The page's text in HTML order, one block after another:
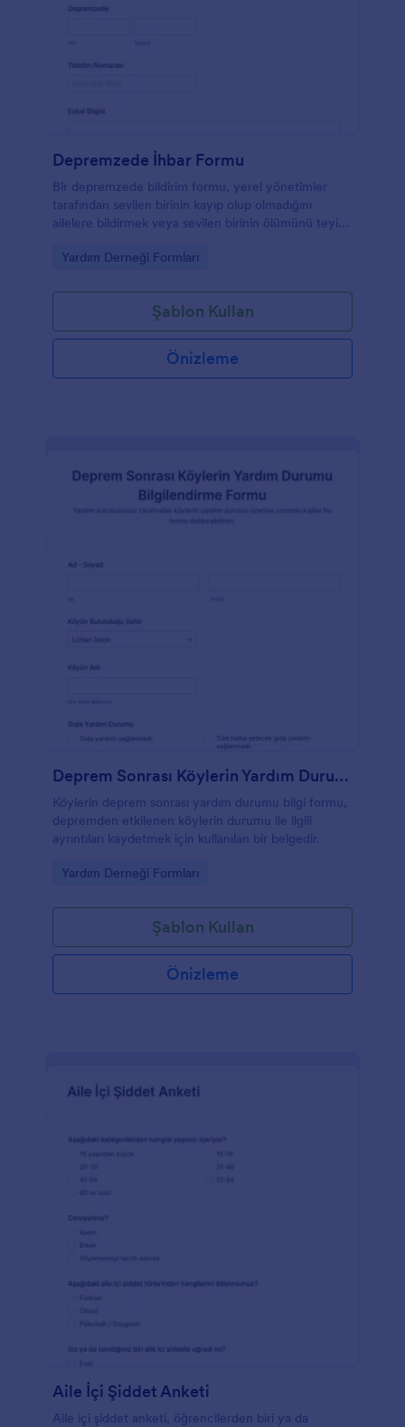
Depremzede İhbar Formu
Bir depremzede bildirim formu, yerel yönetimler
tarafından sevilen birinin kayıp olup olmadığını
ailelere bildirmek veya sevilen birinin ölümünü teyit
Go to Category:
Yardım Derneği Formları
Şablon Kullan
Önizleme
Deprem Sonrası Köylerin Yardım Durumu Bilgilendirme Formu
Köylerin deprem sonrası yardım durumu bilgi formu,
depremden etkilenen köylerin durumu ile ilgili
ayrıntıları kaydetmek için kullanılan bir belgedir.
Go to Category:
Yardım Derneği Formları
Şablon Kullan
Önizleme
Aile İçi Şiddet Anketi
Aile içi şiddet anketi, öğrencilerden biri ya da